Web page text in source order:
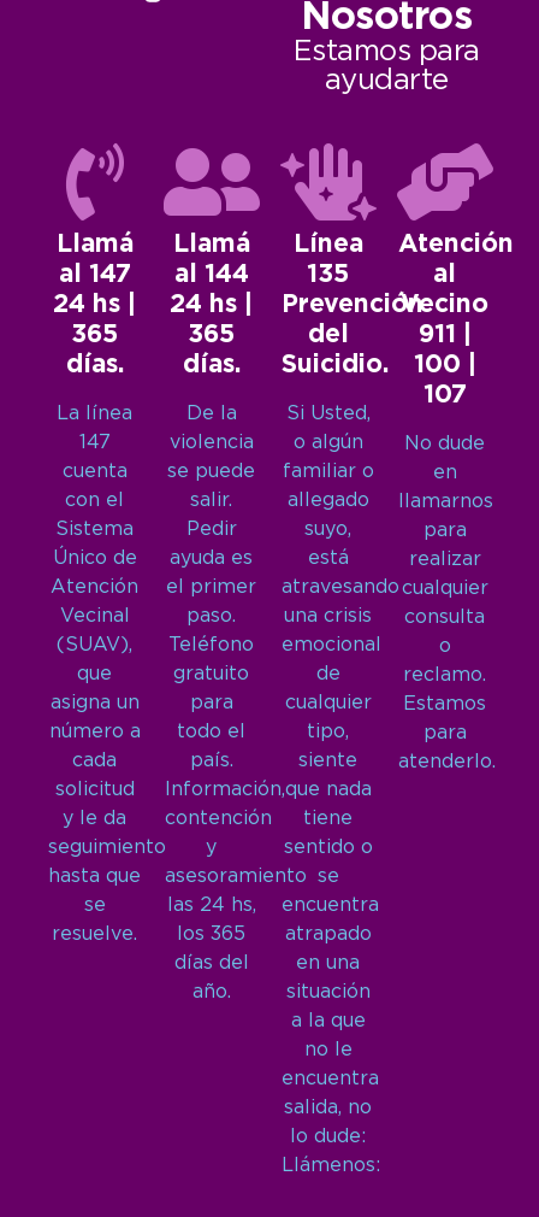
Nosotros
Estamos para
ayudarte
Llamá
al 147
24 hs |
365
días.
La línea
147
cuenta
con el
Sistema
Único de
Atención
Vecinal
(SUAV),
que
asigna un
número a
cada
solicitud
y le da
seguimiento
hasta que
se
resuelve.
Llamá
al 144
24 hs |
365
días.
De la
violencia
se puede
salir.
Pedir
ayuda es
el primer
paso.
Teléfono
gratuito
para
todo el
país.
Información,
contención
y
asesoramiento
las 24 hs,
los 365
días del
año.
Línea
135
Prevención
del
Suicidio.
Si Usted,
o algún
familiar o
allegado
suyo,
está
atravesando
una crisis
emocional
de
cualquier
tipo,
siente
que nada
tiene
sentido o
se
encuentra
atrapado
en una
situación
a la que
no le
encuentra
salida, no
lo dude:
Llámenos:
Atención
al
Vecino
911 |
100 |
107
No dude
en
llamarnos
para
realizar
cualquier
consulta
o
reclamo.
Estamos
para
atenderlo.